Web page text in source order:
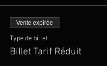
Vente expirée
Type de billet
Billet Tarif Réduit